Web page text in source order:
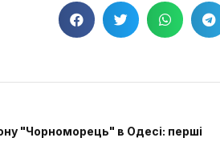
"Чорноморець" в Одесі: перші